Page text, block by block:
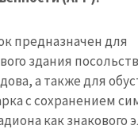
предназначен для
здания
а также для
с сохранением
как знакового